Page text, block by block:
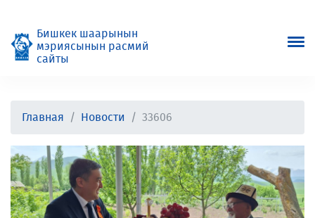
Бишкек шаарынын
мэриясынын расмий
сайты
Главная Новости 33606